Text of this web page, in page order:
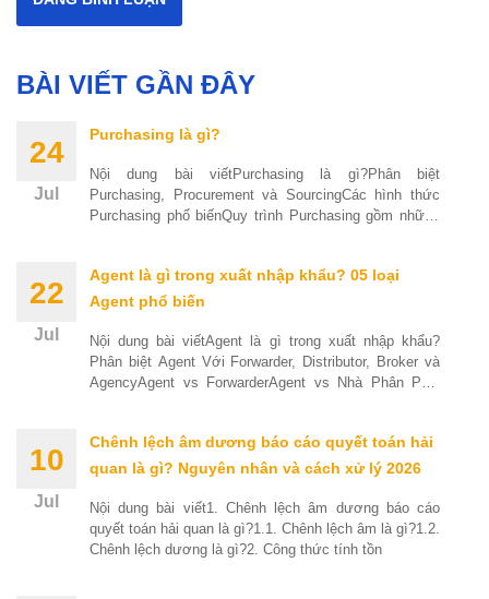
BÀI VIẾT GẦN ĐÂY
24
Jul
Purchasing là gì?
Nội dung bài viếtPurchasing là gì?Phân biệt
Purchasing, Procurement và SourcingCác hình thức
Purchasing phổ biếnQuy trình Purchasing gồm những
22
Jul
Agent là gì trong xuất nhập khẩu? 05 loại
Agent phổ biến
Nội dung bài viếtAgent là gì trong xuất nhập khẩu?
Phân biệt Agent Với Forwarder, Distributor, Broker và
AgencyAgent vs ForwarderAgent vs Nhà Phân Phối
10
Jul
Chênh lệch âm dương báo cáo quyết toán hải
quan là gì? Nguyên nhân và cách xử lý 2026
Nội dung bài viết1. Chênh lệch âm dương báo cáo
quyết toán hải quan là gì?1.1. Chênh lệch âm là gì?1.2.
Chênh lệch dương là gì?2. Công thức tính tồn